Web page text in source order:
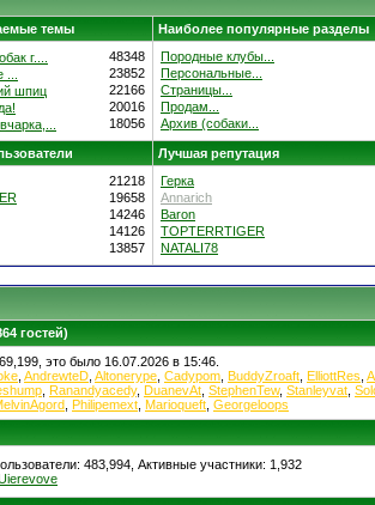
темы Наиболее популярные разделы
г....
48348
23852
шпиц
22166
20016
18056
Породные клубы...
Персональные...
Страницы...
Продам...
Архив (собаки...
Лучшая репутация
21218
19658
14246
14126
13857
Герка
Annarich
Baron
TOPTERRTIGER
NATALI78
гостей)
это было 16.07.2026 в 15:46.
AndrewteD Altonerype Cadypom BuddyZroaft ElliottRes
Ranandyacedy, DuanevAt StephenTew, Stanleyvat
Philipemext Marioqueft Georgeloops
483,994, Активные участники: 1,932